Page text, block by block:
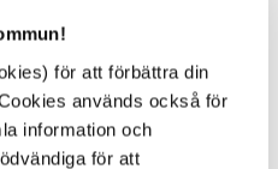
för att förbättra din
används också för
information och
för att
410